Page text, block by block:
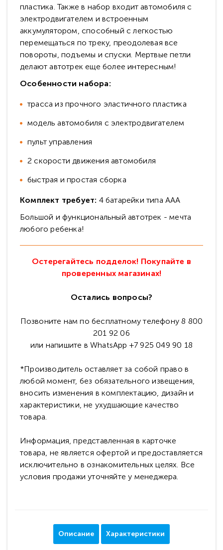
пластика. Также в набор входит автомобиля с
электродвигателем и встроенным
аккумулятором, способный с легкостью
перемещаться по треку, преодолевая все
повороты, подъемы и спуски. Мертвые петли
делают автотрек еще более интересным!
Особенности набора:
трасса из прочного эластичного пластика
модель автомобиля с электродвигателем
пульт управления
2 скорости движения автомобиля
быстрая и простая сборка
Комплект требует: 4 батарейки типа AAA
Большой и функциональный автотрек - мечта
любого ребенка!
Остерегайтесь подделок! Покупайте в
проверенных магазинах!
Остались вопросы?
Позвоните нам по бесплатному телефону 8 800
201 92 06
или напишите в WhatsApp +7 925 049 90 18
*Производитель оставляет за собой право в
любой момент, без обязательного извещения,
вносить изменения в комплектацию, дизайн и
характеристики, не ухудшающие качество
товара.
Информация, представленная в карточке
товара, не является офертой и предоставляется
исключительно в ознакомительных целях. Все
условия продажи уточняйте у менеджера.
Описание Характеристики